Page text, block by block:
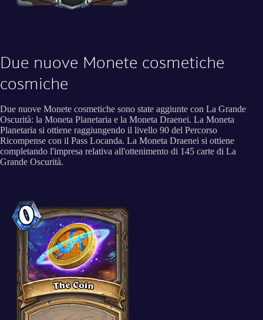
Due nuove Monete cosmetiche
cosmiche
Due nuove Monete cosmetiche sono state aggiunte con La Grande
Oscurità: la Moneta Planetaria e la Moneta Draenei. La Moneta
Planetaria si ottiene raggiungendo il livello 90 del Percorso
Ricompense con il Pass Locanda. La Moneta Draenei si ottiene
completando l'impresa relativa all'ottenimento di 145 carte di La
Grande Oscurità.